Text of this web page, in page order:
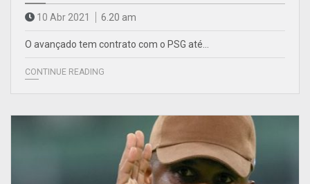
10 Abr 2021 6.20 am
O avançado tem contrato com o PSG até…
CONTINUE READING